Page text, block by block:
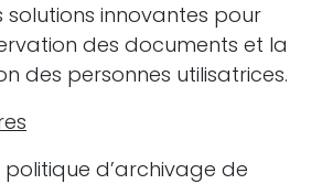
solutions innovantes pour
des documents et la
des personnes utilisatrices.
d’archivage de